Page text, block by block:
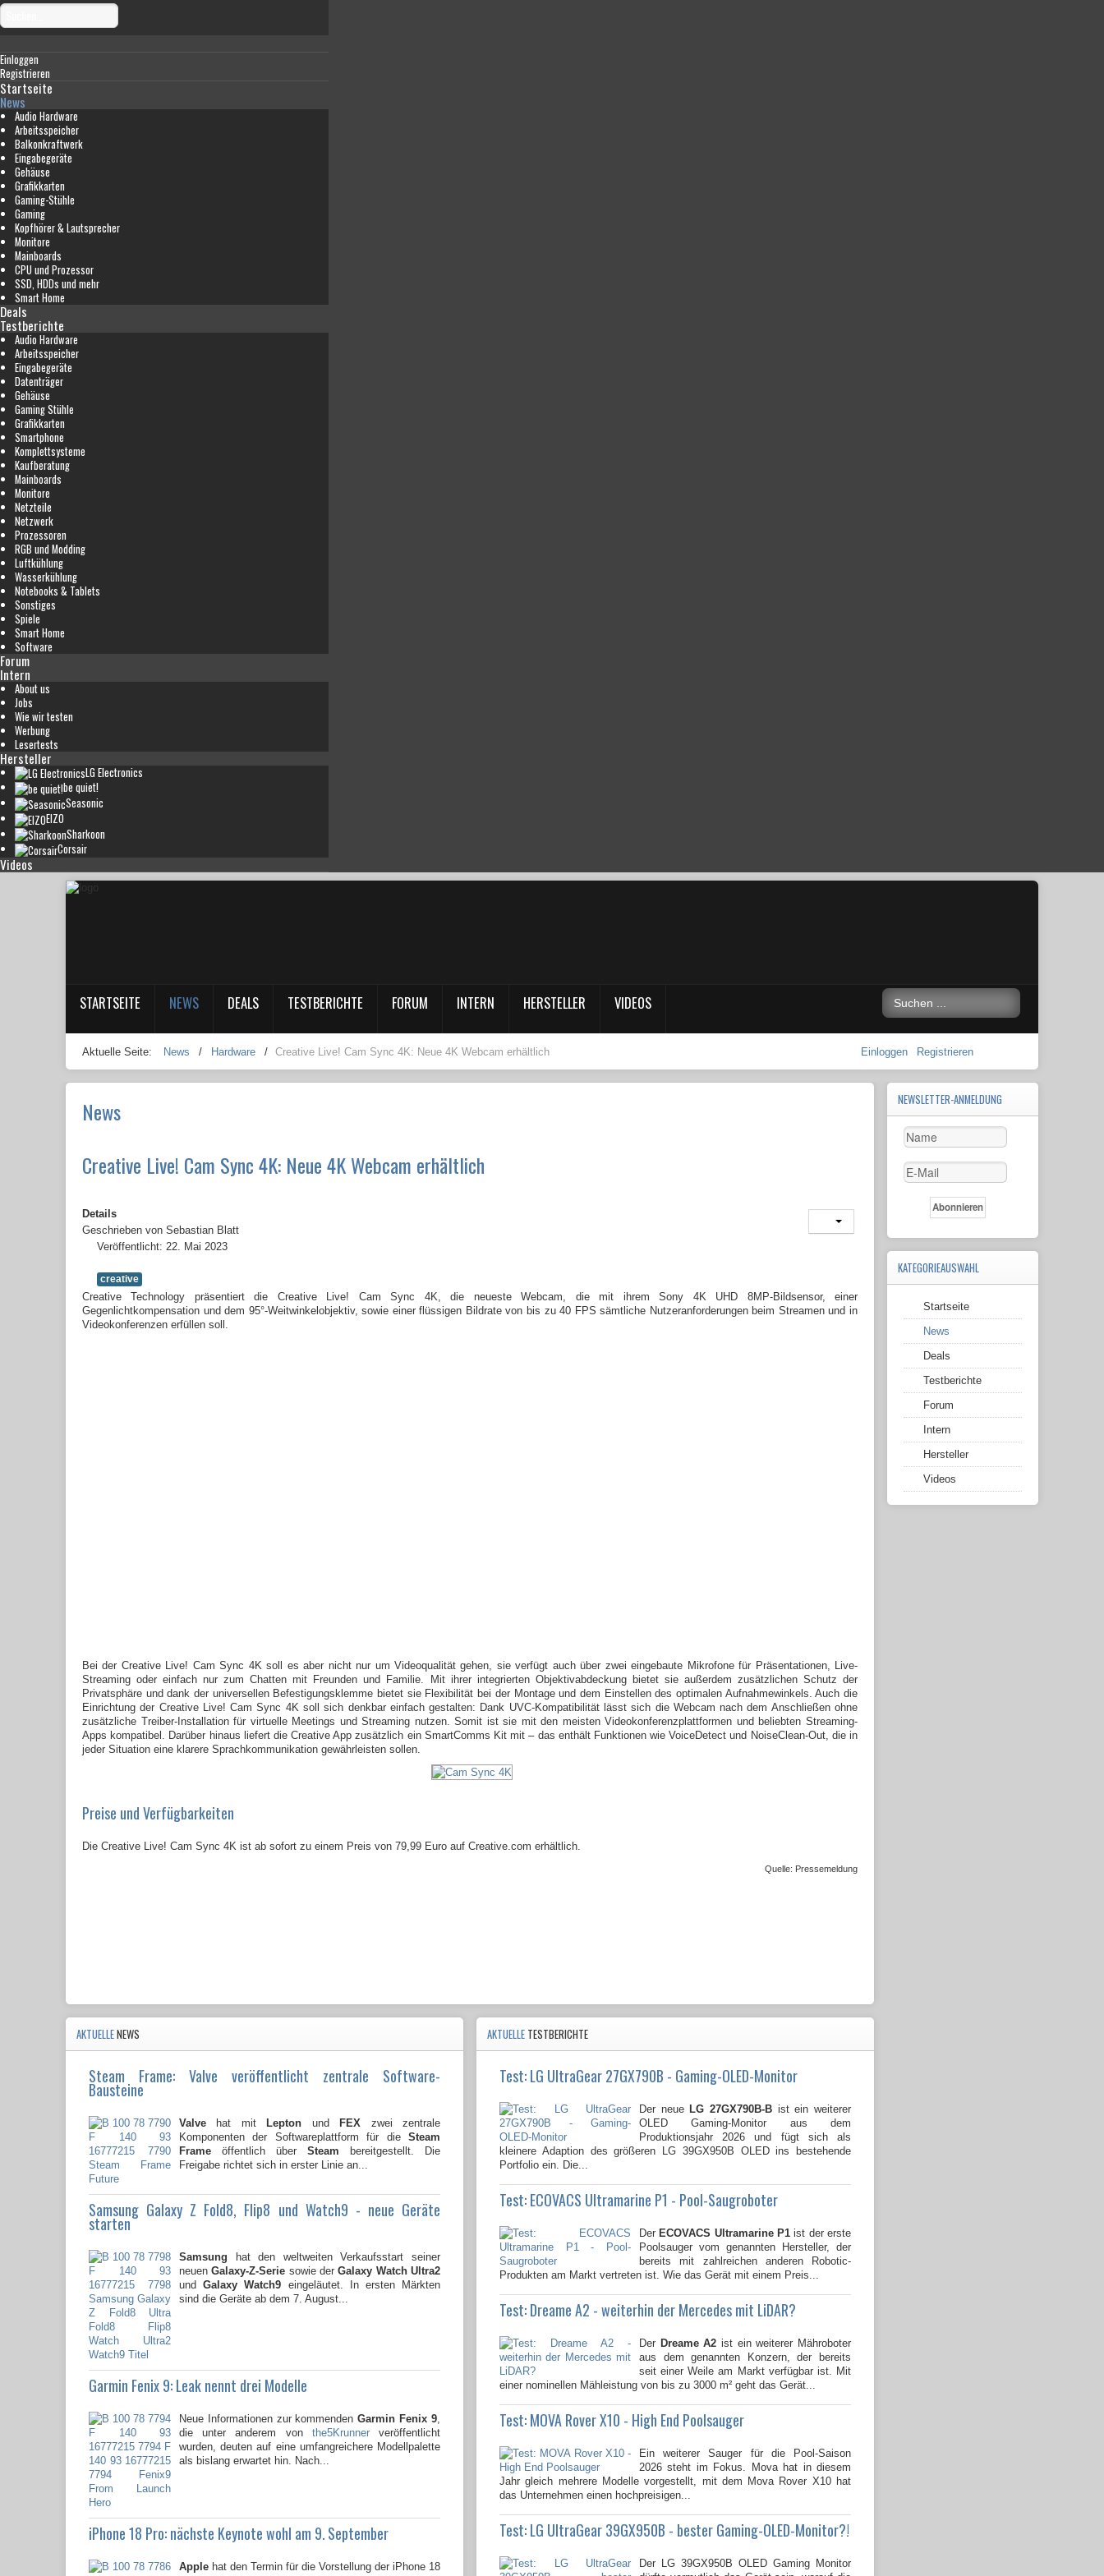
Einloggen
Registrieren
Startseite
News
Audio Hardware
Arbeitsspeicher
Balkonkraftwerk
Eingabegeräte
Gehäuse
Grafikkarten
Gaming-Stühle
Gaming
Kopfhörer & Lautsprecher
Monitore
Mainboards
CPU und Prozessor
SSD, HDDs und mehr
Smart Home
Deals
Testberichte
Audio Hardware
Arbeitsspeicher
Eingabegeräte
Datenträger
Gehäuse
Gaming Stühle
Grafikkarten
Smartphone
Komplettsysteme
Kaufberatung
Mainboards
Monitore
Netzteile
Netzwerk
Prozessoren
RGB und Modding
Luftkühlung
Wasserkühlung
Notebooks & Tablets
Sonstiges
Spiele
Smart Home
Software
Forum
Intern
About us
Jobs
Wie wir testen
Werbung
Lesertests
Hersteller
LG Electronics
be quiet!
Seasonic
EIZO
Sharkoon
Corsair
Videos
STARTSEITE NEWS DEALS TESTBERICHTE FORUM INTERN HERSTELLER VIDEOS
Aktuelle Seite: News / Hardware / Creative Live! Cam Sync 4K: Neue 4K Webcam erhältlich Einloggen Registrieren
News
Creative Live! Cam Sync 4K: Neue 4K Webcam erhältlich
Details
Geschrieben von Sebastian Blatt
Veröffentlicht: 22. Mai 2023
creative
Creative Technology präsentiert die Creative Live! Cam Sync 4K, die neueste Webcam, die mit ihrem Sony 4K UHD 8MP-Bildsensor, einer
Gegenlichtkompensation und dem 95°-Weitwinkelobjektiv, sowie einer flüssigen Bildrate von bis zu 40 FPS sämtliche Nutzeranforderungen beim Streamen und in
Videokonferenzen erfüllen soll.
Bei der Creative Live! Cam Sync 4K soll es aber nicht nur um Videoqualität gehen, sie verfügt auch über zwei eingebaute Mikrofone für Präsentationen, Live-
Streaming oder einfach nur zum Chatten mit Freunden und Familie. Mit ihrer integrierten Objektivabdeckung bietet sie außerdem zusätzlichen Schutz der
Privatsphäre und dank der universellen Befestigungsklemme bietet sie Flexibilität bei der Montage und dem Einstellen des optimalen Aufnahmewinkels. Auch die
Einrichtung der Creative Live! Cam Sync 4K soll sich denkbar einfach gestalten: Dank UVC-Kompatibilität lässt sich die Webcam nach dem Anschließen ohne
zusätzliche Treiber-Installation für virtuelle Meetings und Streaming nutzen. Somit ist sie mit den meisten Videokonferenzplattformen und beliebten Streaming-
Apps kompatibel. Darüber hinaus liefert die Creative App zusätzlich ein SmartComms Kit mit – das enthält Funktionen wie VoiceDetect und NoiseClean-Out, die in
jeder Situation eine klarere Sprachkommunikation gewährleisten sollen.
Preise und Verfügbarkeiten
Die Creative Live! Cam Sync 4K ist ab sofort zu einem Preis von 79,99 Euro auf Creative.com erhältlich.
Quelle: Pressemeldung
AKTUELLENEWS
Steam Frame: Valve veröffentlicht zentrale Software-
Bausteine
Valve hat mit Lepton und FEX zwei zentrale
Komponenten der Softwareplattform für die Steam
Frame öffentlich über Steam bereitgestellt. Die
Freigabe richtet sich in erster Linie an...
Samsung Galaxy Z Fold8, Flip8 und Watch9 - neue Geräte
starten
Samsung hat den weltweiten Verkaufsstart seiner
neuenGalaxy-Z-Serie sowie der Galaxy Watch Ultra2
undGalaxy Watch9 eingeläutet. In ersten Märkten
sind die Geräte ab dem 7. August...
Garmin Fenix 9: Leak nennt drei Modelle
Neue Informationen zur kommendenGarmin Fenix 9,
die unter anderem von the5Krunnerveröffentlicht
wurden, deuten auf eine umfangreichere Modellpalette
als bislang erwartet hin. Nach...
iPhone 18 Pro: nächste Keynote wohl am 9. September
Apple hat den Termin für die Vorstellung der iPhone 18
AKTUELLE TESTBERICHTE
Test: LG UltraGear 27GX790B - Gaming-OLED-Monitor
Der neue LG 27GX790B-B ist ein weiterer
OLED Gaming-Monitor aus dem
Produktionsjahr 2026 und fügt sich als
kleinere Adaption des größeren LG 39GX950B OLED ins bestehende
Portfolio ein. Die...
Test: ECOVACS Ultramarine P1 - Pool-Saugroboter
Der ECOVACS Ultramarine P1 ist der erste
Poolsauger vom genannten Hersteller, der
bereits mit zahlreichen anderen Robotic-
Produkten am Markt vertreten ist. Wie das Gerät mit einem Preis...
Test: Dreame A2 - weiterhin der Mercedes mit LiDAR?
Der Dreame A2 ist ein weiterer Mähroboter
aus dem genannten Konzern, der bereits
seit einer Weile am Markt verfügbar ist. Mit
einer nominellen Mähleistung von bis zu 3000 m² geht das Gerät...
Test: MOVA Rover X10 - High End Poolsauger
Ein weiterer Sauger für die Pool-Saison
2026 steht im Fokus. Mova hat in diesem
Jahr gleich mehrere Modelle vorgestellt, mit dem Mova Rover X10 hat
das Unternehmen einen hochpreisigen...
Test: LG UltraGear 39GX950B - bester Gaming-OLED-Monitor?!
Der LG 39GX950B OLED Gaming Monitor
NEWSLETTER-ANMELDUNG
KATEGORIEAUSWAHL
Startseite
News
Deals
Testberichte
Forum
Intern
Hersteller
Videos